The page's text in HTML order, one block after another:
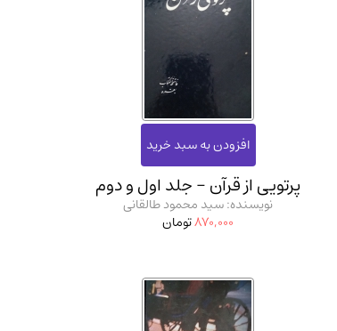
پرتویی از قرآن - جلد اول و دوم
نویسنده: سید محمود طالقانی
870,000تومان